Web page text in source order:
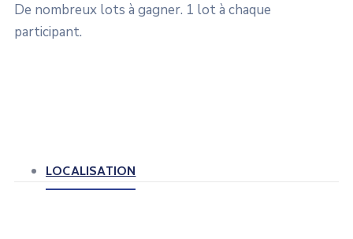
De nombreux lots à gagner. 1 lot à chaque
participant.
LOCALISATION